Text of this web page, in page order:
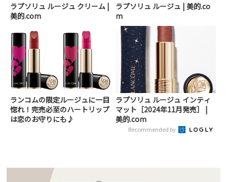
ラプソリュ ルージュ クリーム |
美的.com
ラプソリュ ルージュ | 美的.co
m
ランコムの限定ルージュに一目
惚れ！完売必至のハートリップ
は恋のお守りにも♪
ラプソリュ ルージュ インティ
マット［2024年11月発売］ |
美的.com
Recommended by